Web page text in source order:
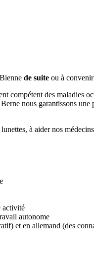
de suite ou à
compétent des maladies
nous garantissons une
à aider nos
activité
autonome
et en allemand (des